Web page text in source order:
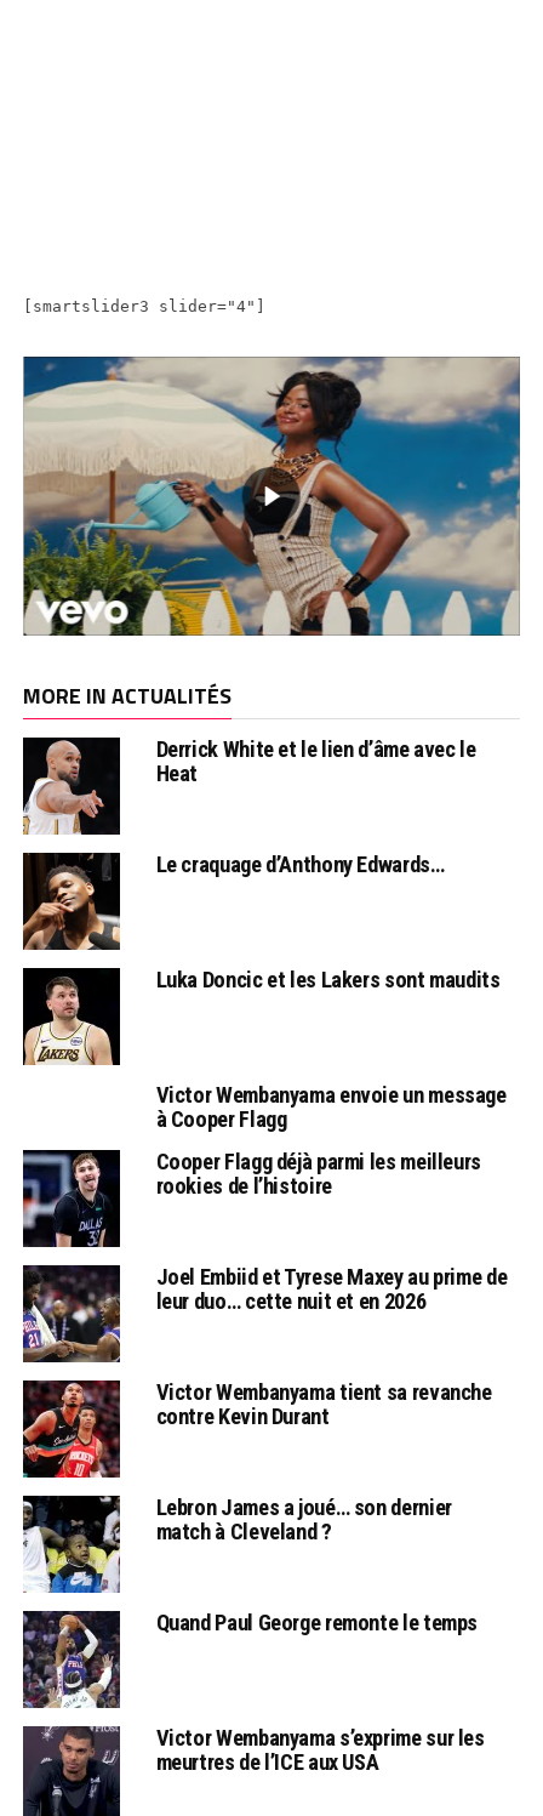
[smartslider3 slider="4"]
MORE IN ACTUALITÉS
Derrick White et le lien d’âme avec le
Heat
Le craquage d’Anthony Edwards…
Luka Doncic et les Lakers sont maudits
Victor Wembanyama envoie un message
à Cooper Flagg
Cooper Flagg déjà parmi les meilleurs
rookies de l’histoire
Joel Embiid et Tyrese Maxey au prime de
leur duo… cette nuit et en 2026
Victor Wembanyama tient sa revanche
contre Kevin Durant
Lebron James a joué… son dernier
match à Cleveland ?
Quand Paul George remonte le temps
Victor Wembanyama s’exprime sur les
meurtres de l’ICE aux USA